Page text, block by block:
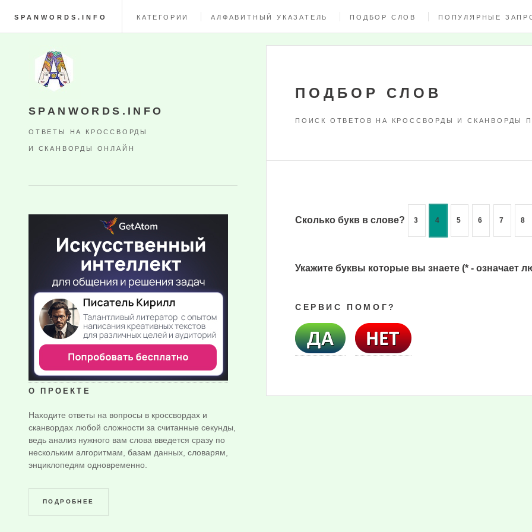
SPANWORDS.INFO КАТЕГОРИИ АЛФАВИТНЫЙ УКАЗАТЕЛЬ ПОДБОР СЛОВ ПОПУЛЯРНЫЕ
ПОДБОР СЛОВ
ПОИСК ОТВЕТОВ НА КРОССВОРДЫ И СКАНВОРДЫ
Сколько букв в слове? 3 4 5 6 7 8
Укажите буквы которые вы знаете (* - означает
СЕРВИС ПОМОГ?
SPANWORDS.INFO
ОТВЕТЫ НА КРОССВОРДЫ
И СКАНВОРДЫ ОНЛАЙН
О ПРОЕКТЕ
Находите ответы на вопросы в кроссвордах и
сканвордах любой сложности за считанные секунды,
ведь анализ нужного вам слова введется сразу по
нескольким алгоритмам, базам данных, словарям,
энциклопедям одновременно.
ПОДРОБНЕЕ